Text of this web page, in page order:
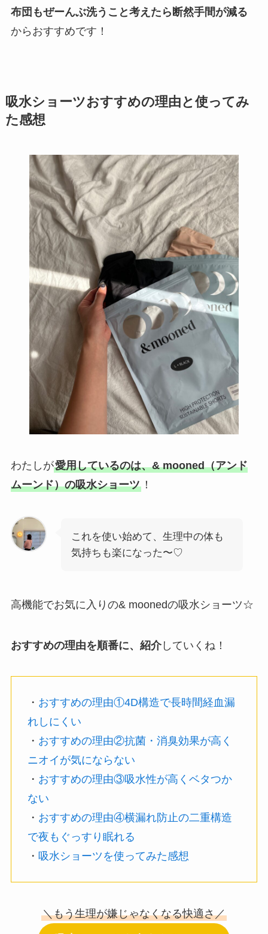
布団もぜーんぶ洗うこと考えたら断然手間が減る
からおすすめです！
吸水ショーツおすすめの理由と使ってみ
た感想
わたしが愛用しているのは、& mooned（アンド
ムーンド）の吸水ショーツ！
これを使い始めて、生理中の体も
気持ちも楽になった〜♡
高機能でお気に入りの& moonedの吸水ショーツ☆
おすすめの理由を順番に、紹介していくね！
・ おすすめの理由①4D構造で長時間経血漏
れしにくい
・ おすすめの理由②抗菌・消臭効果が高く
ニオイが気にならない
・ おすすめの理由③吸水性が高くベタつか
ない
・ おすすめの理由④横漏れ防止の二重構造
で夜もぐっすり眠れる
・ 吸水ショーツを使ってみた感想
＼もう生理が嫌じゃなくなる快適さ／